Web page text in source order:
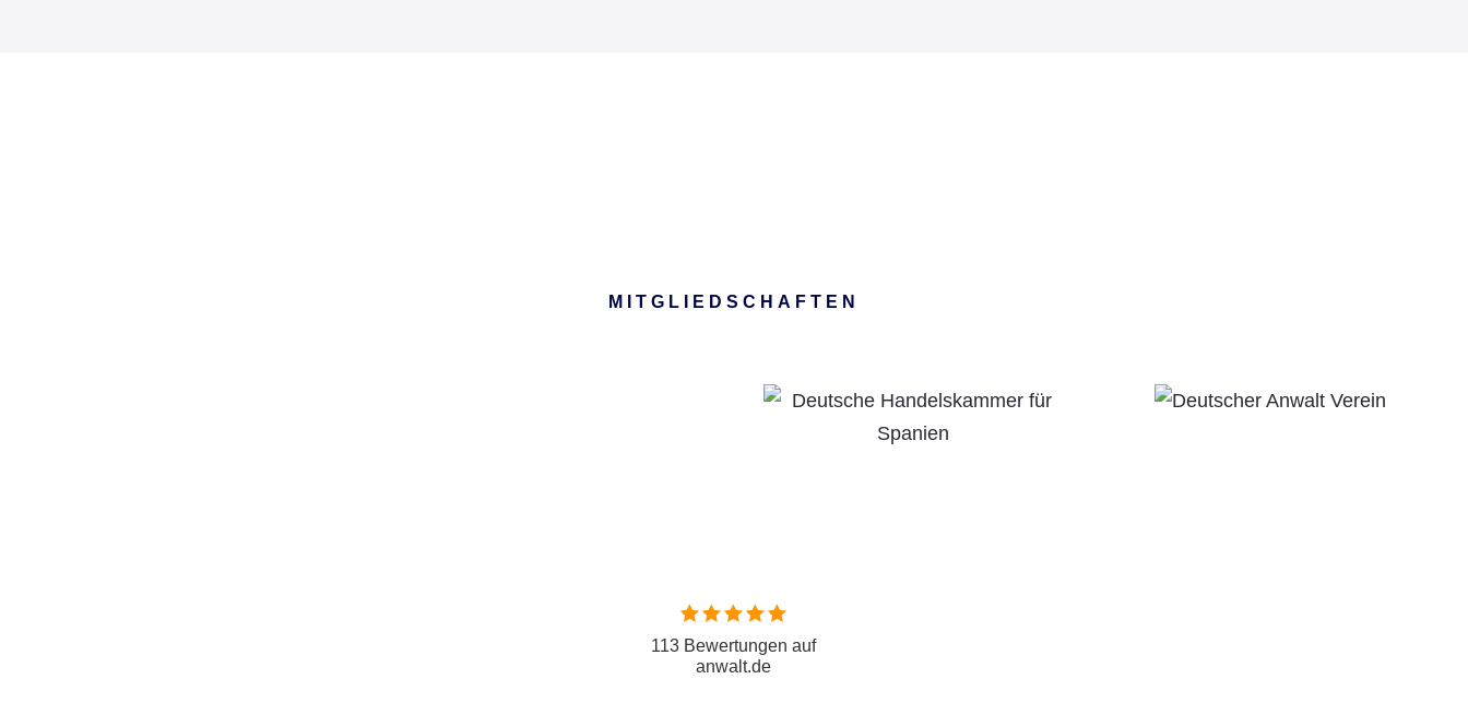
MITGLIEDSCHAFTEN
113 Bewertungen auf
anwalt.de